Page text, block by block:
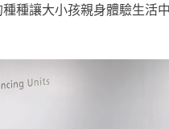
種讓大小孩親身體驗生活